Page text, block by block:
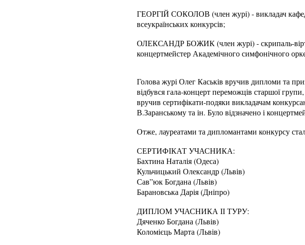
ГЕОРГІЙ СОКОЛОВ (член журі) - викладач
всеукраїнських конкурсів;
ОЛЕКСАНДР БОЖИК (член журі) - скрипаль-
концертмейстер Академічного симфонічного
Голова журі Олег Каськів вручив дипломи та
відбувся гала-концерт переможців старшої
вручив сертифікати-подяки викладачам
В.Заранському та ін. Було відзначено і
Отже, лауреатами та дипломантами конкурсу
СЕРТИФІКАТ УЧАСНИКА:
Бахтина Наталія (Одеса)
Кульчицький Олександр (Львів)
Сав”юк Богдана (Львів)
Барановська Дарія (Дніпро)
ДИПЛОМ УЧАСНИКА ІІ ТУРУ:
Дяченко Богдана (Львів)
Коломієць Марта (Львів)